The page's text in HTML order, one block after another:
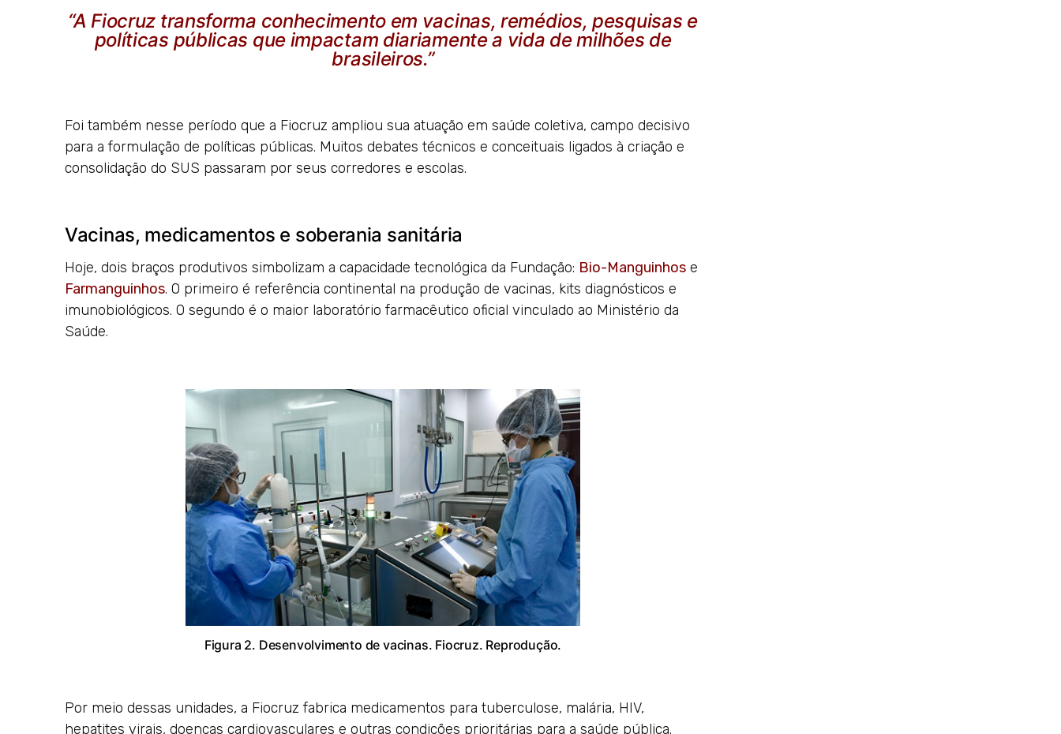
“A Fiocruz transforma conhecimento em vacinas, remédios, pesquisas e
políticas públicas que impactam diariamente a vida de milhões de
brasileiros.”
Foi também nesse período que a Fiocruz ampliou sua atuação em saúde coletiva, campo decisivo
para a formulação de políticas públicas. Muitos debates técnicos e conceituais ligados à criação e
consolidação do SUS passaram por seus corredores e escolas.
Vacinas, medicamentos e soberania sanitária
Hoje, dois braços produtivos simbolizam a capacidade tecnológica da Fundação: Bio-Manguinhos e
Farmanguinhos. O primeiro é referência continental na produção de vacinas, kits diagnósticos e
imunobiológicos. O segundo é o maior laboratório farmacêutico oficial vinculado ao Ministério da
Saúde.
Figura 2. Desenvolvimento de vacinas. Fiocruz. Reprodução.
Por meio dessas unidades, a Fiocruz fabrica medicamentos para tuberculose, malária, HIV,
hepatites virais, doenças cardiovasculares e outras condições prioritárias para a saúde pública.